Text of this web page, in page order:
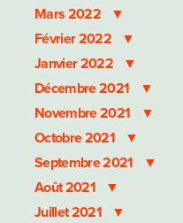
Mars 2022
Février 2022
Janvier 2022
Décembre 2021
Novembre 2021
Octobre 2021
Septembre 2021
Août 2021
Juillet 2021